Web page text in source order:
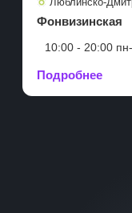
Фонвизинская
10:00 - 20:00
Подробнее